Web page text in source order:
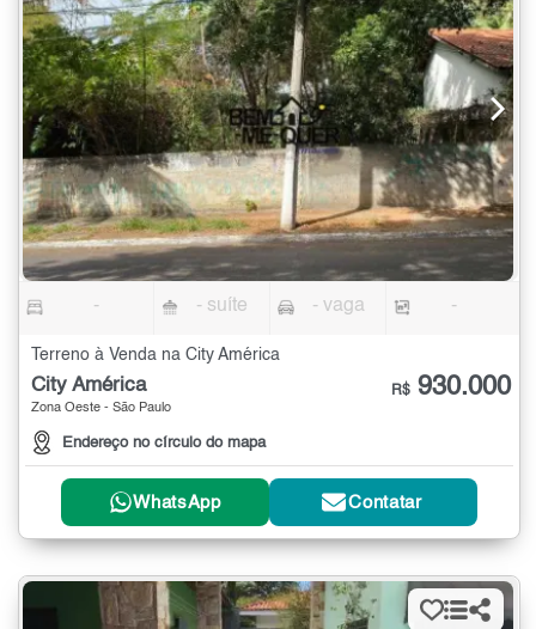
- - suíte - vaga -
Terreno à Venda na City América
City América
Zona Oeste - São Paulo
Endereço no círculo do mapa
R$ 930.000
WhatsApp Contatar